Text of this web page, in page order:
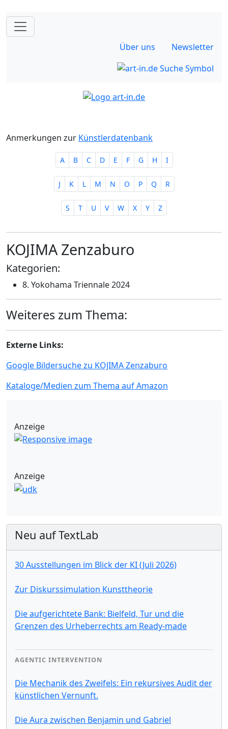
Über uns Newsletter
Anmerkungen zur Künstlerdatenbank
A B C D E F G H I
J K L M N O P Q R
S T U V W X Y Z
KOJIMA Zenzaburo
Kategorien:
8. Yokohama Triennale 2024
Weiteres zum Thema:
Externe Links:
Google Bildersuche zu KOJIMA Zenzaburo
Kataloge/Medien zum Thema auf Amazon
Anzeige
Anzeige
Neu auf TextLab
30 Ausstellungen im Blick der KI (Juli 2026)
Zur Diskurssimulation Kunsttheorie
Die aufgerichtete Bank: Bielfeld, Tur und die
Grenzen des Urheberrechts am Ready-made
AGENTIC INTERVENTION
Die Mechanik des Zweifels: Ein rekursives Audit der
künstlichen Vernunft.
Die Aura zwischen Benjamin und Gabriel